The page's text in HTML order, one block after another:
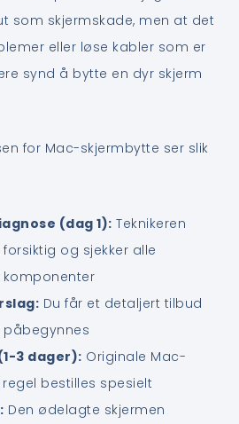
som skjermskade, men at det
eller løse kabler som er
synd å bytte en dyr skjerm
for Mac-skjermbytte ser slik
(dag 1): Teknikeren
og sjekker alle
Du får et detaljert tilbud
3 dager): Originale Mac-
bestilles spesielt
Den ødelagte skjermen